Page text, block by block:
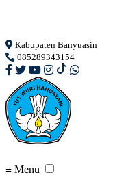
Kabupaten Banyuasin
085289343154
≡ Menu